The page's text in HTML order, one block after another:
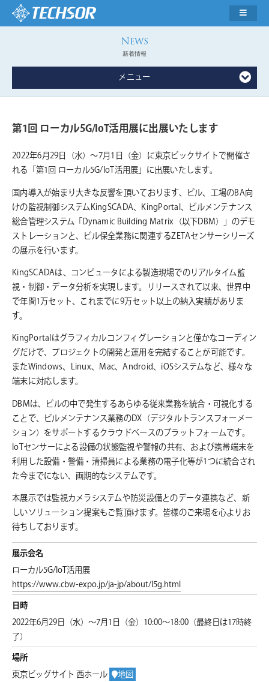
新着情報
メニュー
第1回 ローカル5G/IoT活用展に出展いたします
2022年6月29日（水）～7月1日（金）に東京ビックサイトで開催さ
れる「第1回 ローカル5G/IoT活用展」に出展いたします。
国内導入が始まり大きな反響を頂いております、ビル、工場のBA向
けの監視制御システムKingSCADA、KingPortal、ビルメンテナンス
総合管理システム「Dynamic Building Matrix（以下DBM）」のデモ
ストレーションと、ビル保全業務に関連するZETAセンサーシリーズ
の展示を行います。
KingSCADAは、コンピュータによる製造現場でのリアルタイム監
視・制御・データ分析を実現します。リリースされて以来、世界中
で年間1万セット、これまでに9万セット以上の納入実績がありま
す。
KingPortalはグラフィカルコンフィグレーションと僅かなコーディン
グだけで、プロジェクトの開発と運用を完結することが可能です。
またWindows、Linux、Mac、Android、iOSシステムなど、様々な
端末に対応します。
DBMは、ビルの中で発生するあらゆる従来業務を統合・可視化する
ことで、ビルメンテナンス業務のDX（デジタルトランスフォーメー
ション）をサポートするクラウドベースのプラットフォームです。
IoTセンサーによる設備の状態監視や警報の共有、および携帯端末を
利用した設備・警備・清掃員による業務の電子化等が1つに統合され
た今までにない、画期的なシステムです。
本展示では監視カメラシステムや防災設備とのデータ連携など、新
しいソリューション提案もご覧頂けます。皆様のご来場を心よりお
待ちしております。
展示会名
ローカル5G/IoT活用展
https://www.cbw-expo.jp/ja-jp/about/l5g.html
日時
2022年6月29日（水）～7月1日（金）10:00～18:00（最終日は17時終
了）
場所
東京ビッグサイト 西ホール
地図